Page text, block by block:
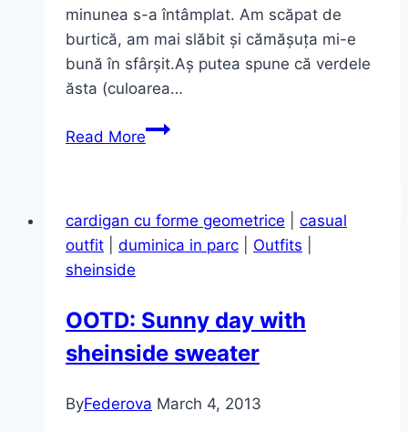
minunea s-a întâmplat. Am scăpat de
burtică, am mai slăbit și cămășuța mi-e
bună în sfârșit.Aș putea spune că verdele
ăsta (culoarea…
Read MoreOOTD:
nou
cardigan cu forme geometrice
casual
outfit
duminica in parc Outfits
sheinside
OOTD: Sunny day with
sheinside sweater
ByFederova March 4, 2013